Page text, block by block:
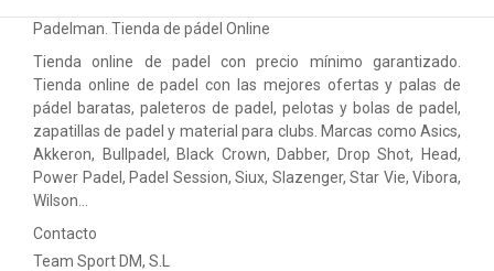
Padelman. Tienda de pádel Online
Tienda online de padel con precio mínimo garantizado.
Tienda online de padel con las mejores ofertas y palas de
pádel baratas, paleteros de padel, pelotas y bolas de padel,
zapatillas de padel y material para clubs. Marcas como Asics,
Akkeron, Bullpadel, Black Crown, Dabber, Drop Shot, Head,
Power Padel, Padel Session, Siux, Slazenger, Star Vie, Vibora,
Wilson…
Contacto
Team Sport DM, S.L